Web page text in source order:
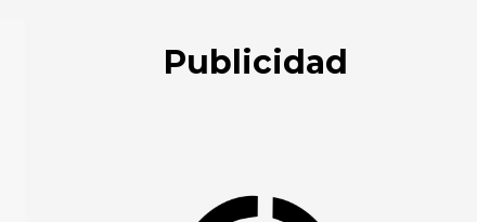
Publicidad